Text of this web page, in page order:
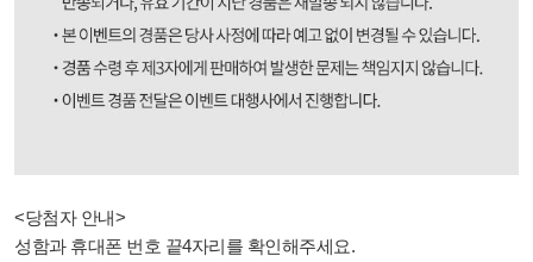
<당첨자 안내>
성함과 휴대폰 번호 끝4자리를 확인해주세요.